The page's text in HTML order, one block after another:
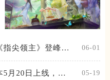
指尖领主》登峰测
06-01
5月20日上线，女
05-19